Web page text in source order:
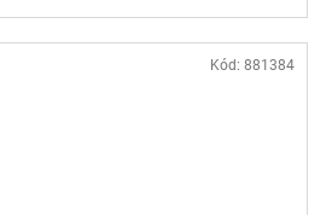
Kód: 881384